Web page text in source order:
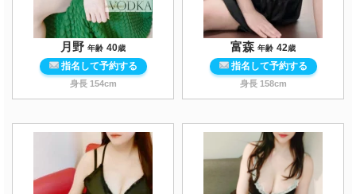
月野 年齢 40歳
指名して予約する
身長 154cm
富森 年齢 42歳
指名して予約する
身長 158cm